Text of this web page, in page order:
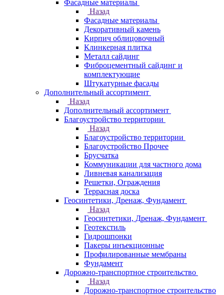
Фасадные материалы
Назад
Фасадные материалы
Декоративный камень
Кирпич облицовочный
Клинкерная плитка
Металл сайдинг
Фиброцементный сайдинг и
комплектующие
Штукатурные фасады
Дополнительный ассортимент
Назад
Дополнительный ассортимент
Благоустройство территории
Назад
Благоустройство территории
Благоустройство Прочее
Брусчатка
Коммуникации для частного дома
Ливневая канализация
Решетки, Ограждения
Террасная доска
Геосинтетики, Дренаж, Фундамент
Назад
Геосинтетики, Дренаж, Фундамент
Геотекстиль
Гидрошпонки
Пакеры инъекционные
Профилированные мембраны
Фундамент
Дорожно-транспортное строительство
Назад
Дорожно-транспортное строительство